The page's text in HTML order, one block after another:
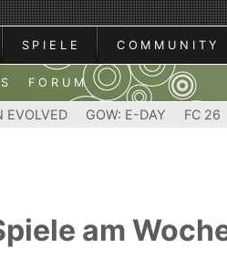
SPIELE COMMUNITY
FORUM
EVOLVED GOW: E-DAY FC 26
am